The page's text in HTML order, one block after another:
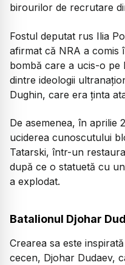
birourilor de recrutare
Fostul deputat rus Ilia
afirmat că NRA a comis
bombă care a ucis-o pe
dintre ideologii
Dughin, care era ţinta
De asemenea, în aprilie
uciderea cunoscutului
Tatarski, într-un
după ce o statuetă cu
a explodat.
Batalionul Djohar
Crearea sa este
cecen, Djohar Dudaev,